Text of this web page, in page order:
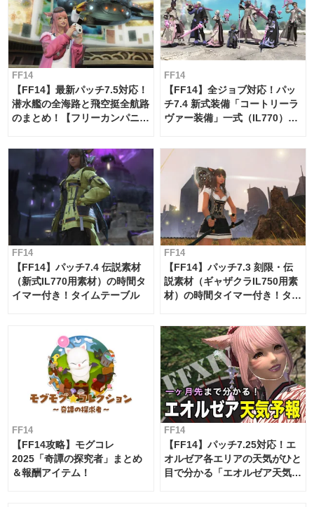
FF14
【FF14】最新パッチ7.5対応！
潜水艦の全海路と飛空挺全航路
のまとめ！【フリーカンパニ
FF14
【FF14】全ジョブ対応！パッ
チ7.4 新式装備「コートリーラ
ヴァー装備」一式（IL770）の
FF14
【FF14】パッチ7.4 伝説素材
（新式IL770用素材）の時間タ
イマー付き！タイムテーブル
FF14
【FF14】パッチ7.3 刻限・伝
説素材（ギャザクラIL750用素
材）の時間タイマー付き！タイ
FF14
【FF14攻略】モグコレ
2025「奇譚の探究者」まとめ
＆報酬アイテム！
FF14
【FF14】パッチ7.25対応！エ
オルゼア各エリアの天気がひと
目で分かる「エオルゼア天気予